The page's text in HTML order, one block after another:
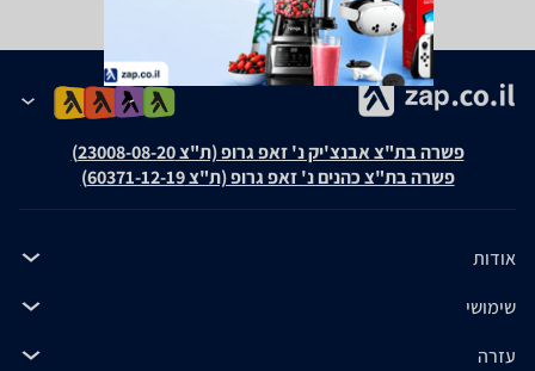
פשרה בת"צ אבנצ'יק נ' זאפ גרופ (ת"צ 23008-08-20)
פשרה בת"צ כהנים נ' זאפ גרופ (ת"צ 60371-12-19)
אודות
שימושי
עזרה